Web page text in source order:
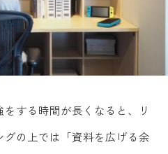
する時間が長くなると、リ
グの上では「資料を広げる余